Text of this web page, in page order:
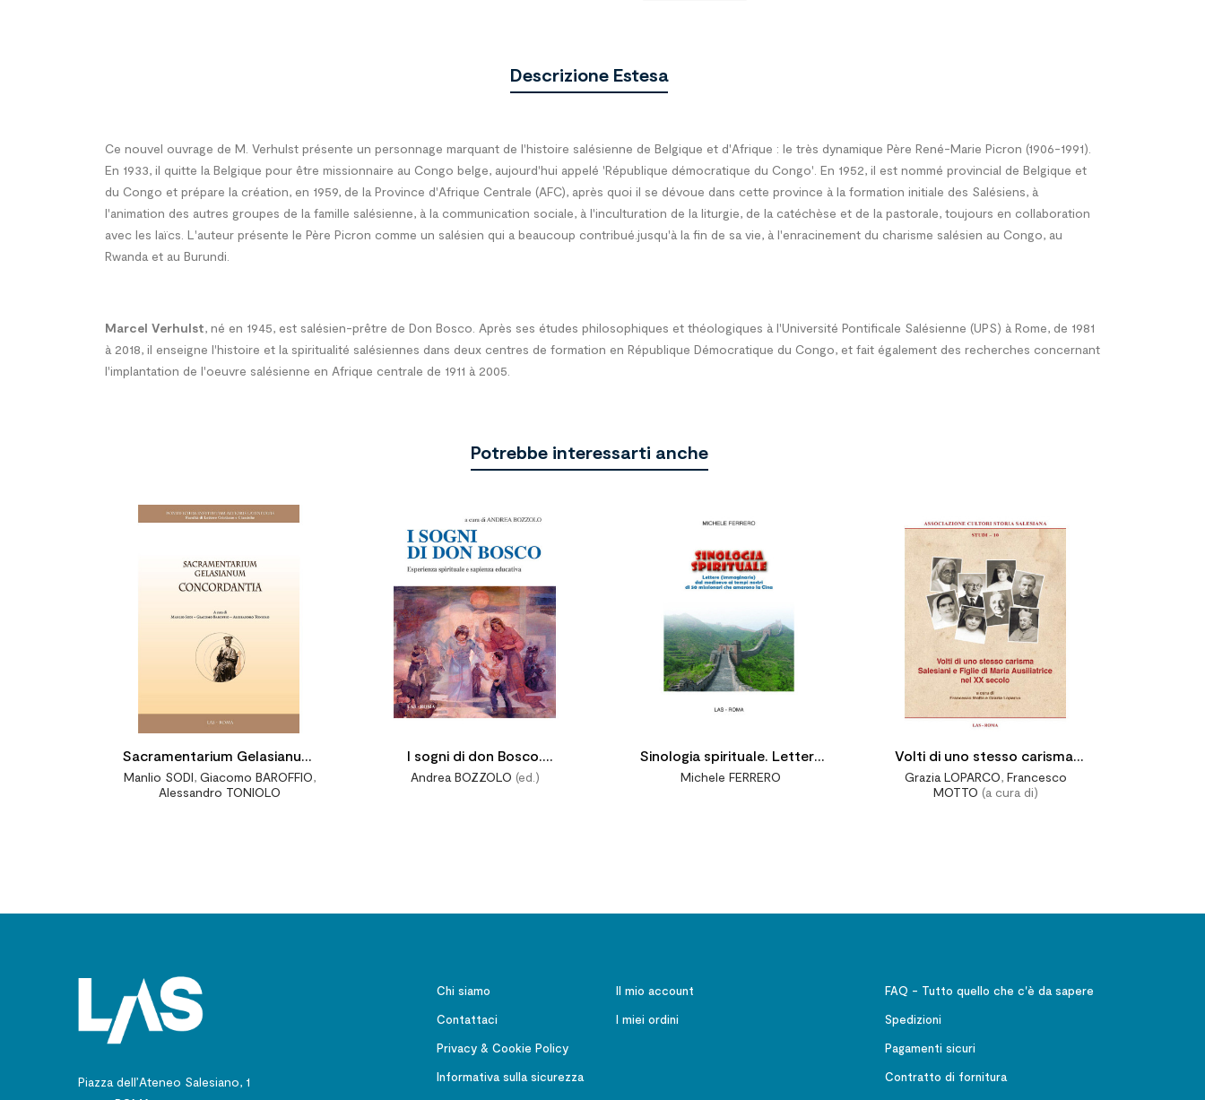
Descrizione Estesa
Ce nouvel ouvrage de M. Verhulst présente un personnage marquant de l'histoire salésienne de Belgique et d'Afrique : le très dynamique Père René-Marie Picron (1906-1991).
En 1933, il quitte la Belgique pour être missionnaire au Congo belge, aujourd'hui appelé 'République démocratique du Congo'. En 1952, il est nommé provincial de Belgique et
du Congo et prépare la création, en 1959, de la Province d'Afrique Centrale (AFC), après quoi il se dévoue dans cette province à la formation initiale des Salésiens, à
l'animation des autres groupes de la famille salésienne, à la communication sociale, à l'inculturation de la liturgie, de la catéchèse et de la pastorale, toujours en collaboration
avec les laïcs. L'auteur présente le Père Picron comme un salésien qui a beaucoup contribué.jusqu'à la fin de sa vie, à l'enracinement du charisme salésien au Congo, au
Rwanda et au Burundi.
Marcel Verhulst, né en 1945, est salésien-prêtre de Don Bosco. Après ses études philosophiques et théologiques à l'Université Pontificale Salésienne (UPS) à Rome, de 1981
à 2018, il enseigne l'histoire et la spiritualité salésiennes dans deux centres de formation en République Démocratique du Congo, et fait également des recherches concernant
l'implantation de l'oeuvre salésienne en Afrique centrale de 1911 à 2005.
Potrebbe interessarti anche
Sacramentarium Gelasianum.
Concordantia
Manlio SODI, Giacomo BAROFFIO,
Alessandro TONIOLO
I sogni di don Bosco.
Esperienza spirituale e
Andrea BOZZOLO (ed.)
Sinologia spirituale. Lettere
(immaginarie) dal medioevo ai
Michele FERRERO
Volti di uno stesso carisma:
Salesiani e Figlie di Maria
Grazia LOPARCO, Francesco
MOTTO (a cura di)
Piazza dell’Ateneo Salesiano, 1
Chi siamo
Contattaci
Privacy & Cookie Policy
Informativa sulla sicurezza
Il mio account
I miei ordini
FAQ - Tutto quello che c'è da sapere
Spedizioni
Pagamenti sicuri
Contratto di fornitura